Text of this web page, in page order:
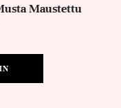
Maustettu